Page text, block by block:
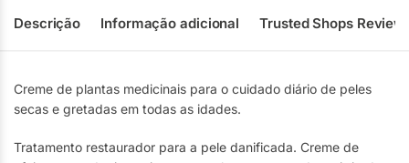
Descrição Informação adicional Trusted Shops
Creme de plantas medicinais para o cuidado diário de peles
secas e gretadas em todas as idades.
Tratamento restaurador para a pele danificada. Creme de